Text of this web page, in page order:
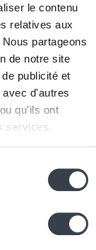
le contenu
relatives aux
partageons
de notre site
publicité et
d'autres
qu'ils ont
services.
plus de
un montant
et le
y compris
qui
Frascati.
pas.
que les